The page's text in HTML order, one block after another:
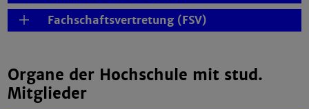
Fachschaftsvertretung (FSV)
Organe der Hochschule mit stud.
Mitglieder